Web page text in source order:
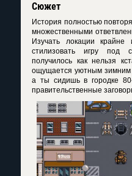
Сюжет
История полностью
множественными
Изучать локации
стилизовать игру под
получилось как нельзя
ощущается уютным зимним
а ты сидишь в городке
правительственные